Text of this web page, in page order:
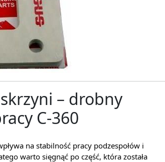
– drobny
C-360
na stabilność pracy podzespołów i
warto sięgnąć po część, która została